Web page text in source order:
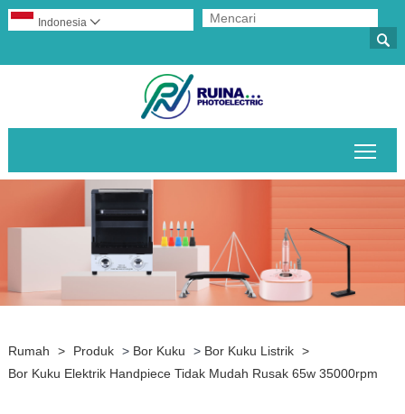

Indonesia 
Rumah > Produk > Bor Kuku > Bor Kuku Listrik >
Bor Kuku Elektrik Handpiece Tidak Mudah Rusak 65w 35000rpm